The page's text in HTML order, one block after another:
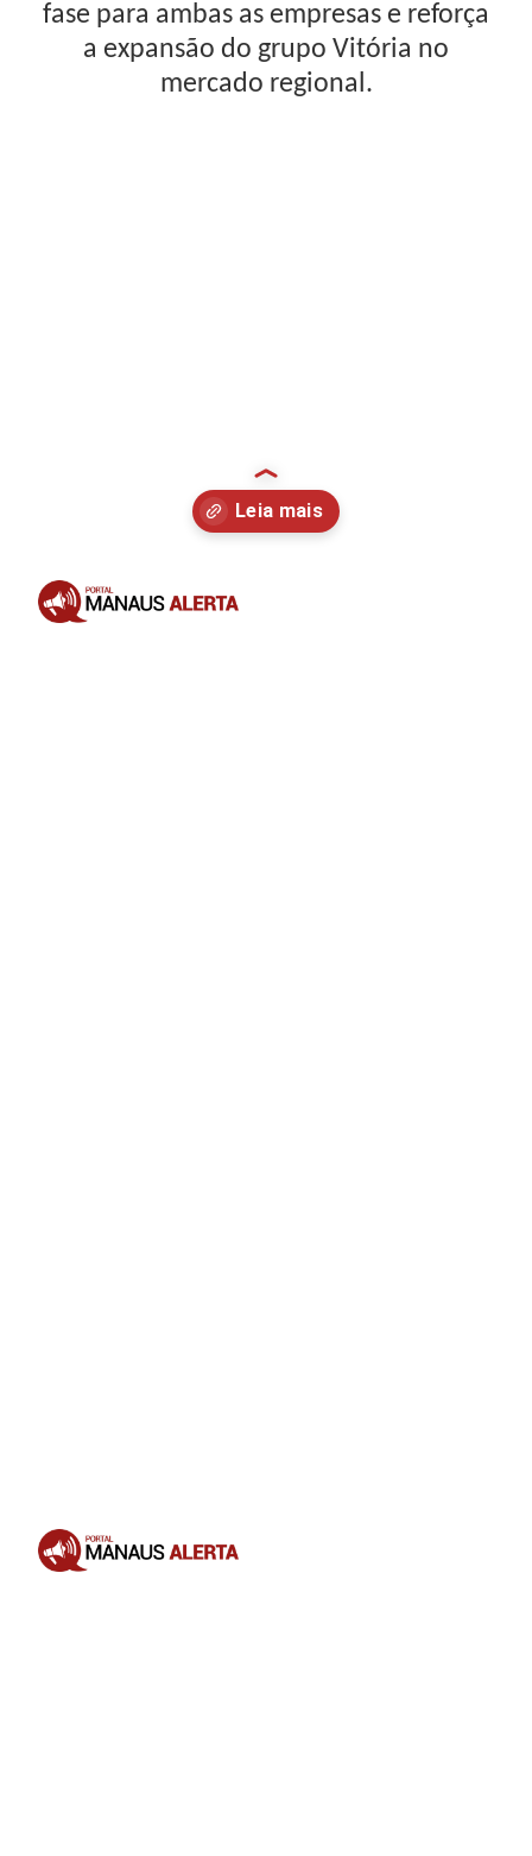
fase para ambas as empresas e reforça
a expansão do grupo Vitória no
mercado regional.
Opening
Opening